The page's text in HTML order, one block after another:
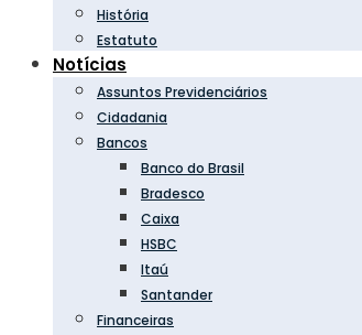
História
Estatuto
Notícias
Assuntos Previdenciários
Cidadania
Bancos
Banco do Brasil
Bradesco
Caixa
HSBC
Itaú
Santander
Financeiras